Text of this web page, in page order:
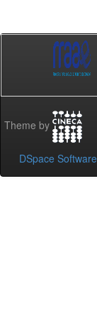
Theme by
DSpace Software